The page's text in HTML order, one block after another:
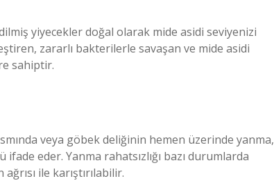
yiyecekler doğal olarak mide asidi seviyenizi
zararlı bakterilerle savaşan ve mide asidi
sahiptir.
veya göbek deliğinin hemen üzerinde yanma,
eder. Yanma rahatsızlığı bazı durumlarda
ile karıştırılabilir.